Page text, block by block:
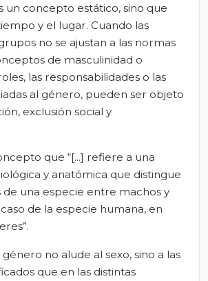
un concepto estático, sino que
y el lugar. Cuando las
no se ajustan a las normas
de masculinidad o
las responsabilidades o las
al género, pueden ser objeto
exclusión social y
que “[...] refiere a una
y anatómica que distingue
de una especie entre machos y
de la especie humana, en
no alude al sexo, sino a las
que en las distintas